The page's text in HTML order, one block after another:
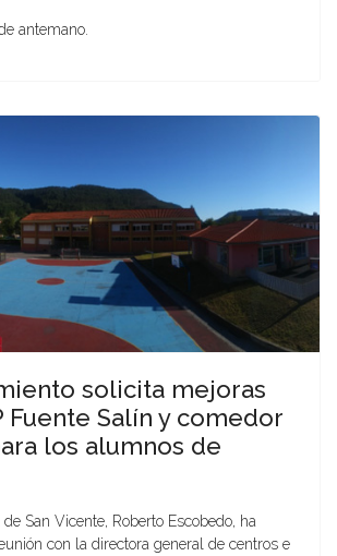
antemano.
solicita mejoras
Fuente Salín y comedor
los alumnos de
San Vicente, Roberto Escobedo, ha
con la directora general de centros e